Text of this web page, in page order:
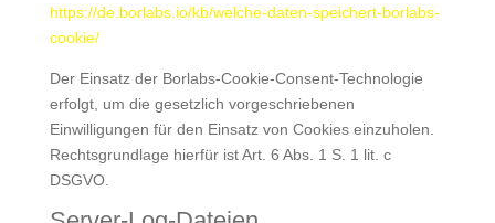
https://de.borlabs.io/kb/welche-daten-speichert-borlabs-
cookie/
Der Einsatz der Borlabs-Cookie-Consent-Technologie
erfolgt, um die gesetzlich vorgeschriebenen
Einwilligungen für den Einsatz von Cookies einzuholen.
Rechtsgrundlage hierfür ist Art. 6 Abs. 1 S. 1 lit. c
DSGVO.